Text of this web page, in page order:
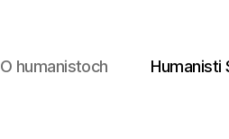
O humanistoch Humanisti